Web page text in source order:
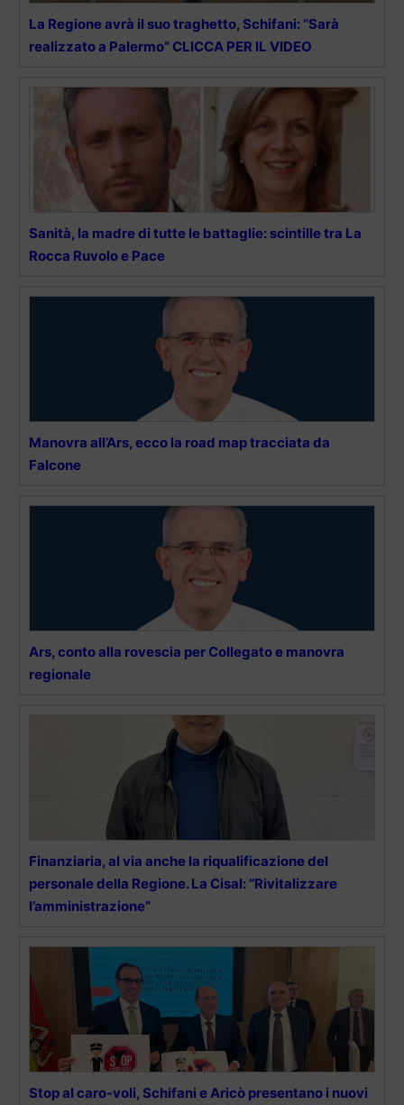
La Regione avrà il suo traghetto, Schifani: “Sarà
realizzato a Palermo” CLICCA PER IL VIDEO
Sanità, la madre di tutte le battaglie: scintille tra La
Rocca Ruvolo e Pace
Manovra all’Ars, ecco la road map tracciata da
Falcone
Ars, conto alla rovescia per Collegato e manovra
regionale
Finanziaria, al via anche la riqualificazione del
personale della Regione. La Cisal: “Rivitalizzare
l’amministrazione”
Stop al caro-voli, Schifani e Aricò presentano i nuovi